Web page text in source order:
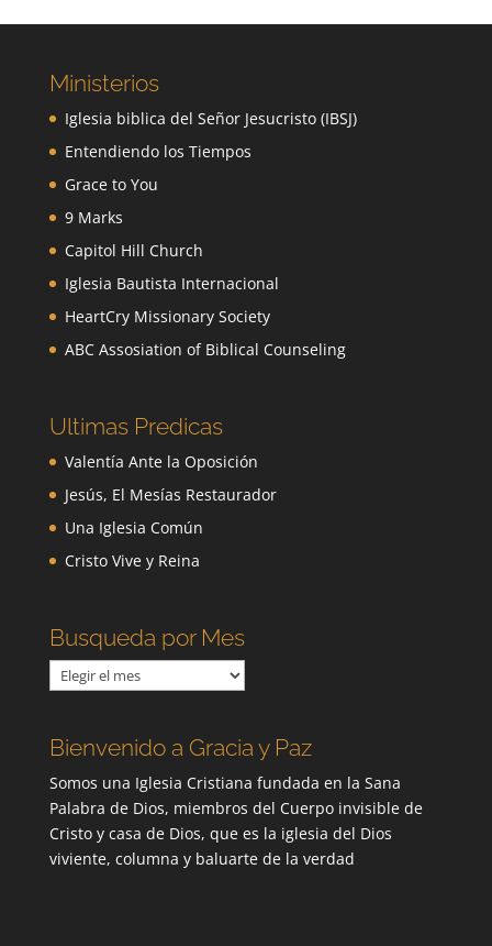
Ministerios
Iglesia biblica del Señor Jesucristo (IBSJ)
Entendiendo los Tiempos
Grace to You
9 Marks
Capitol Hill Church
Iglesia Bautista Internacional
HeartCry Missionary Society
ABC Assosiation of Biblical Counseling
Ultimas Predicas
Valentía Ante la Oposición
Jesús, El Mesías Restaurador
Una Iglesia Común
Cristo Vive y Reina
Busqueda por Mes
Busqueda
por
Bienvenido a Gracia y Paz
Somos una Iglesia Cristiana fundada en la Sana
Palabra de Dios, miembros del Cuerpo invisible de
Cristo y casa de Dios, que es la iglesia del Dios
viviente, columna y baluarte de la verdad